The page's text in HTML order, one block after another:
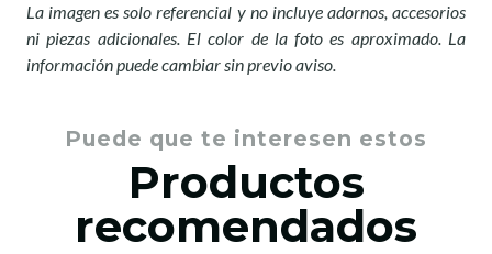
La imagen es solo referencial y no incluye adornos, accesorios
ni piezas adicionales. El color de la foto es aproximado. La
información puede cambiar sin previo aviso.
Puede que te interesen estos
Productos
recomendados